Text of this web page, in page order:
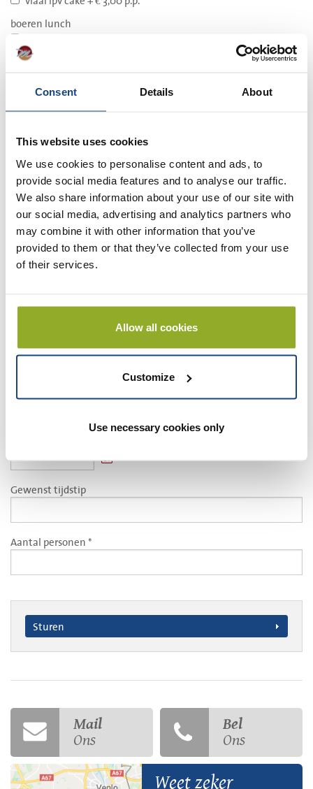
Consent Details About
This website uses cookies
We use cookies to personalise content and ads, to
provide social media features and to analyse our traffic.
We also share information about your use of our site with
our social media, advertising and analytics partners who
may combine it with other information that you’ve
provided to them or that they’ve collected from your use
of their services.
Allow all cookies
Customize
Use necessary cookies only
boeren lunch
lunch royaal + € 12,00 p.p.
terras
bittergarnituur + € 4,50 p.p.
familiedag
vriendendag
bedrijfsuitje
vrijgezellenfeest
Uw gegevens:
Voorkeursdatum *
Gewenst tijdstip
Aantal personen *
Sturen
Mail
Ons
Bel
Ons
Weet zeker